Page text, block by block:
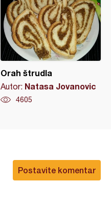
Orah štrudla
Autor: Natasa Jovanovic
4605
Postavite komentar